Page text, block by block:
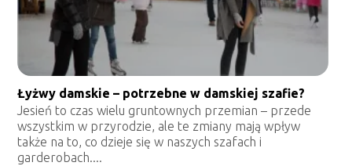
Łyżwy damskie – potrzebne w damskiej szafie?
Jesień to czas wielu gruntownych przemian – przede
wszystkim w przyrodzie, ale te zmiany mają wpływ
także na to, co dzieje się w naszych szafach i
garderobach....